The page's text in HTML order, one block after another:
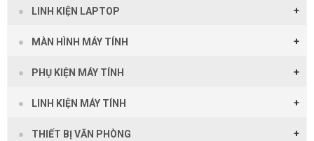
LINH KIỆN LAPTOP
MÀN HÌNH MÁY TÍNH
PHỤ KIỆN MÁY TÍNH
LINH KIỆN MÁY TÍNH
THIẾT BỊ VĂN PHÒNG